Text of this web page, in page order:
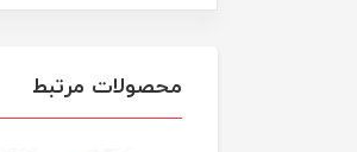
محصولات مرتبط